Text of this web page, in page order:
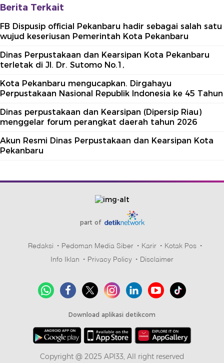
Berita Terkait
FB Dispusip official Pekanbaru hadir sebagai salah satu
wujud keseriusan Pemerintah Kota Pekanbaru
Dinas Perpustakaan dan Kearsipan Kota Pekanbaru
terletak di Jl. Dr. Sutomo No.1,
Kota Pekanbaru mengucapkan. Dirgahayu
Perpustakaan Nasional Republik Indonesia ke 45 Tahun
Dinas perpustakaan dan Kearsipan (Dipersip Riau)
menggelar forum perangkat daerah tahun 2026
Akun Resmi Dinas Perpustakaan dan Kearsipan Kota
Pekanbaru
part of
Redaksi Pedoman Media Siber Karir
Kotak Pos
Info Iklan
Privacy Policy Disclaimer
Download aplikasi detikcom
Copyright @ 2025 API33, All right reserved